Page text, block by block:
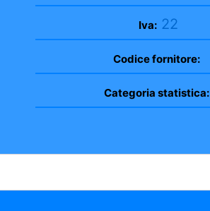
Iva: 22
Codice fornitore:
Categoria statistica: